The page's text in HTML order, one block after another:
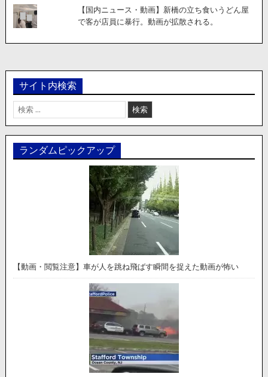
【国内ニュース・動画】新橋の立ち食いうどん屋
で客が店員に暴行。動画が拡散される。
サイト内検索
検
索:
ランダムピックアップ
【動画・閲覧注意】車が人を跳ね飛ばす瞬間を捉えた動画が怖い